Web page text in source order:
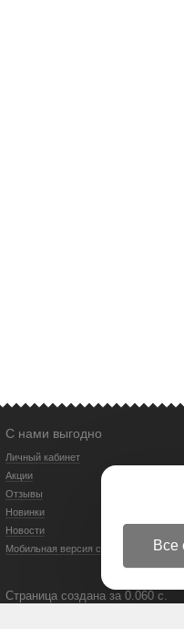
С нами выгодно
Личный кабинет
Акции
Отзывы
Новинки
Новости
Мобильная версия сайта
Страница создана за 0.060 с.
Все